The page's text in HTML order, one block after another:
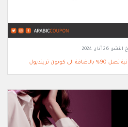
النشر: 26 آذار, 2024
ترينديول